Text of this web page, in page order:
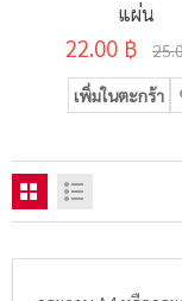
แผ่น
22.00 ฿
เพิ่มในตะกร้า